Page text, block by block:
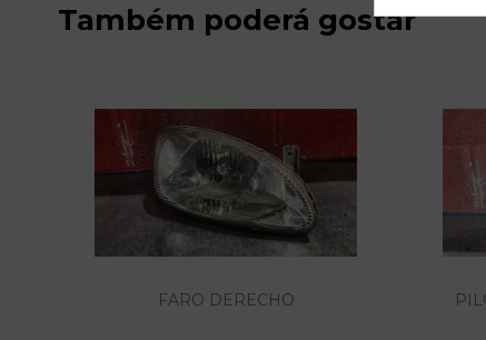
Também poderá gostar
FARO DERECHO